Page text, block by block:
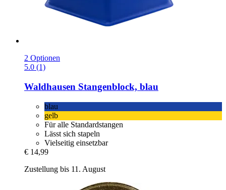
2 Optionen
5.0 (1)
Waldhausen Stangenblock, blau
blau
gelb
Für alle Standardstangen
Lässt sich stapeln
Vielseitig einsetzbar
€ 14,99
Zustellung bis 11. August